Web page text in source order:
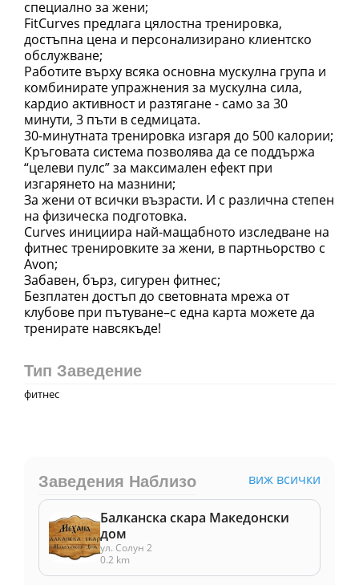
специално за жени;
FitCurves предлага цялостна тренировка,
достъпна цена и персонализирано клиентско
обслужване;
Работите върху всяка основна мускулна група и
комбинирате упражнения за мускулна сила,
кардио активност и разтягане - само за 30
минути, 3 пъти в седмицата.
30-минутната тренировка изгаря до 500 калории;
Кръговата система позволява да се поддържа
“целеви пулс” за максимален ефект при
изгарянето на мазнини;
За жени от всички възрасти. И с различна степен
на физическа подготовка.
Curves инициира най-мащабното изследване на
фитнес тренировките за жени, в партньорство с
Avon;
Забавен, бърз, сигурен фитнес;
Безплатен достъп до световната мрежа от
клубове при пътуване–с една карта можете да
тренирате навсякъде!
Тип Заведение
фитнес
Заведения Наблизо виж всички
Балканска скара Македонски
дом
ул. Солун 2
0.2 km